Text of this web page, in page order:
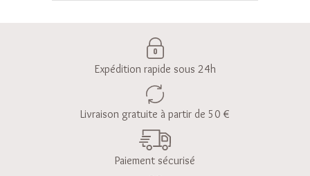
Expédition rapide sous 24h
Livraison gratuite à partir de 50 €
Paiement sécurisé